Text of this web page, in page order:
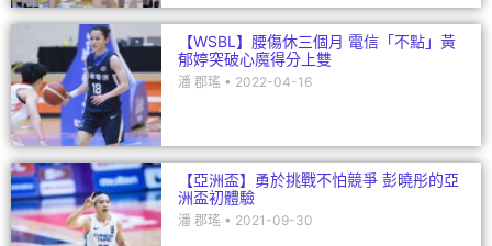
【WSBL】腰傷休三個月 電信「不點」黃
郁婷突破心魔得分上雙
潘 郡瑤 2022-04-16
【亞洲盃】勇於挑戰不怕競爭 彭曉彤的亞
洲盃初體驗
潘 郡瑤 2021-09-30